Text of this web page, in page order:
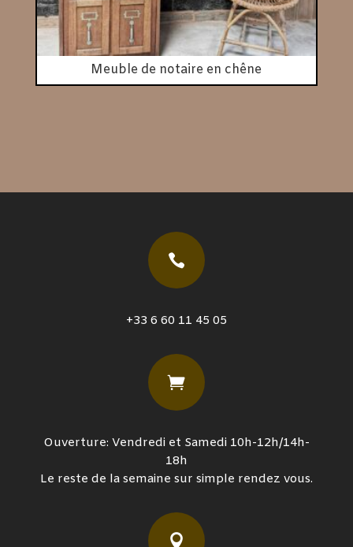
Meuble de notaire en chêne

+33 6 60 11 45 05

Ouverture: Vendredi et Samedi 10h-12h/14h-
18h
Le reste de la semaine sur simple rendez vous.
